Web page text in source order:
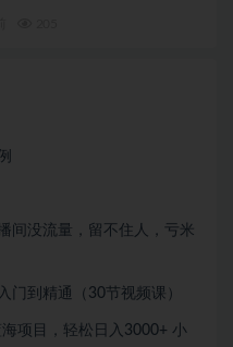
间没流量，留不住人，亏米
门到精通（30节视频课）
项目，轻松日入3000+ 小